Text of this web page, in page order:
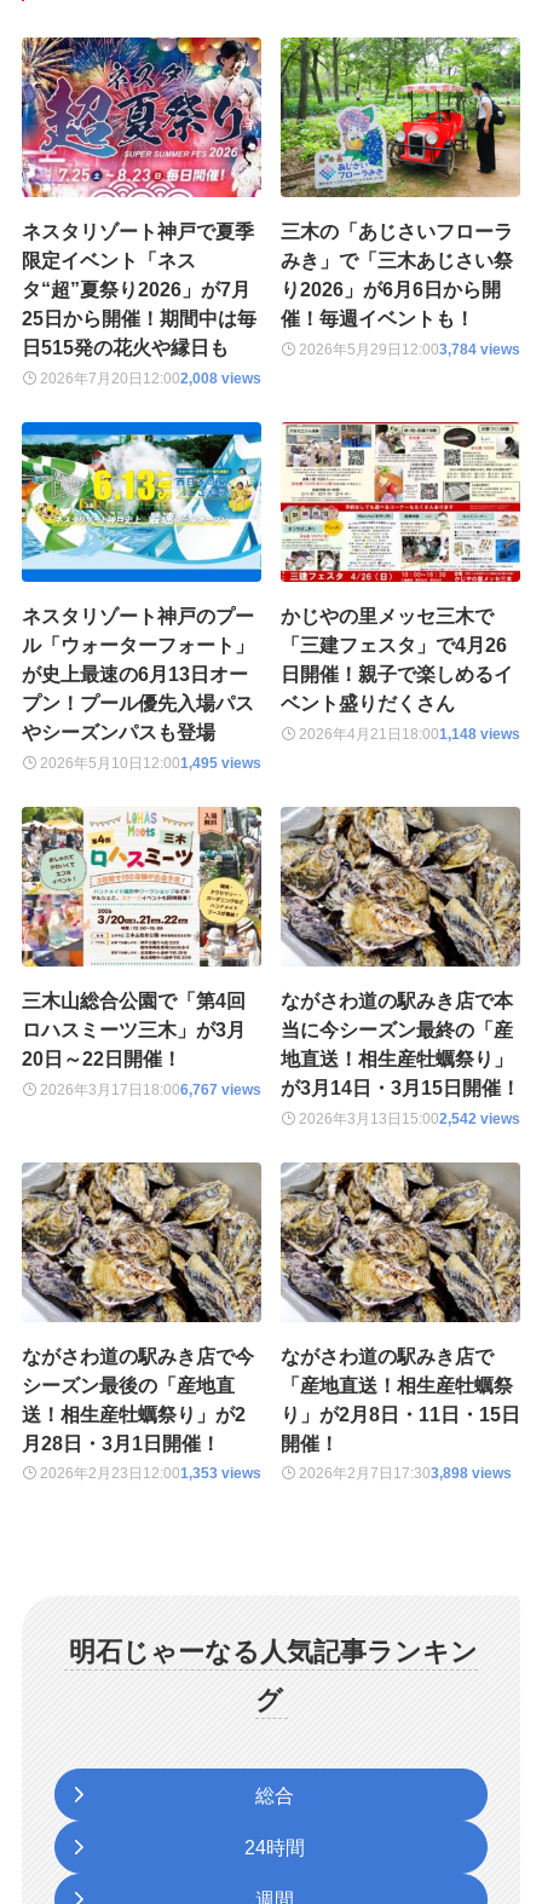
ネスタリゾート神戸で夏季
限定イベント「ネス
タ“超”夏祭り2026」が7月
25日から開催！期間中は毎
日515発の花火や縁日も
2026年7月20日 12:002,008 views
三木の「あじさいフローラ
みき」で「三木あじさい祭
り2026」が6月6日から開
催！毎週イベントも！
2026年5月29日 12:003,784 views
ネスタリゾート神戸のプー
ル「ウォーターフォート」
が史上最速の6月13日オー
プン！プール優先入場パス
やシーズンパスも登場
2026年5月10日 12:001,495 views
かじやの里メッセ三木で
「三建フェスタ」で4月26
日開催！親子で楽しめるイ
ベント盛りだくさん
2026年4月21日 18:001,148 views
三木山総合公園で「第4回
ロハスミーツ三木」が3月
20日～22日開催！
2026年3月17日 18:006,767 views
ながさわ道の駅みき店で本
当に今シーズン最終の「産
地直送！相生産牡蠣祭り」
が3月14日・3月15日開催！
2026年3月13日 15:002,542 views
ながさわ道の駅みき店で今
シーズン最後の「産地直
送！相生産牡蠣祭り」が2
月28日・3月1日開催！
2026年2月23日 12:001,353 views
ながさわ道の駅みき店で
「産地直送！相生産牡蠣祭
り」が2月8日・11日・15日
開催！
2026年2月7日 17:303,898 views
明石じゃーなる人気記事ランキン
グ
総合
24時間
週間